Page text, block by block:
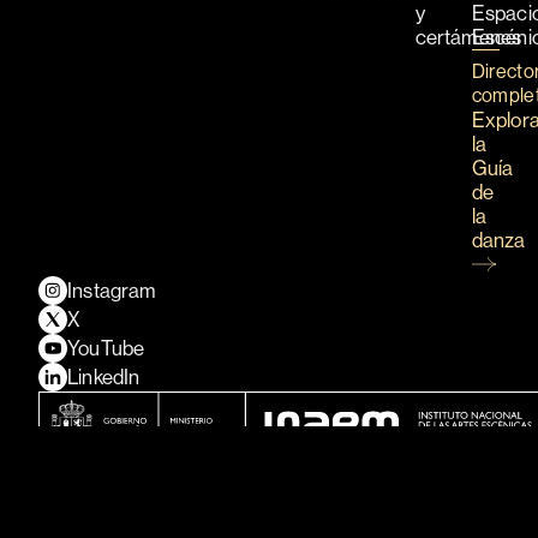
y
certámenes
la
Guía
de
la
danza
Instagram
X
YouTube
LinkedIn